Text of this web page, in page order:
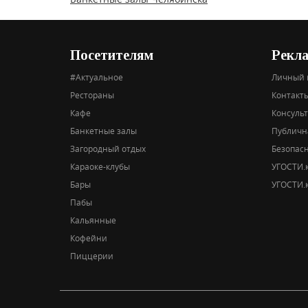
Посетителям
#Актуальное
Рестораны
Кафе
Банкетные залы
Загородный отдых
Караоке-клубы
Бары
Пабы
Кальянные
Кофейни
Пиццерии
Личный